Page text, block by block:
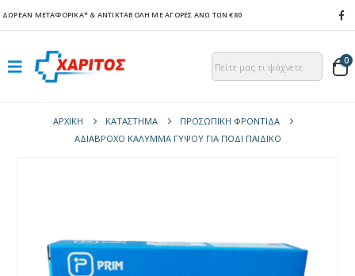
ΔΩΡΕΑΝ ΜΕΤΑΦΟΡΙΚΑ* & ΑΝΤΙΚΤΑΒΟΛΗ ΜΕ ΑΓΟΡΕΣ ΑΝΩ ΤΩΝ €80
0
ΑΡΧΙΚΉ ΚΑΤΆΣΤΗΜΑ
ΠΡΟΣΩΠΙΚΗ ΦΡΟΝΤΙΔΑ
ΑΔΙΆΒΡΟΧΟ ΚΆΛΥΜΜΑ ΓΎΨΟΥ ΓΙΑ ΠΌΔΙ ΠΑΙΔΙΚΌ